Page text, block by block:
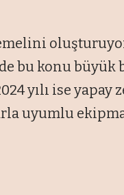
bu konu büyük
yılı ise yapay
uyumlu